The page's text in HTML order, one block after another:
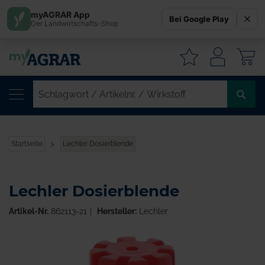
Startseite Lechler Dosierblende
Lechler Dosierblende
Artikel-Nr. 862113-21 Hersteller:Lechler
myAGRAR App
Der Landwirtschafts-Shop Bei Google Play